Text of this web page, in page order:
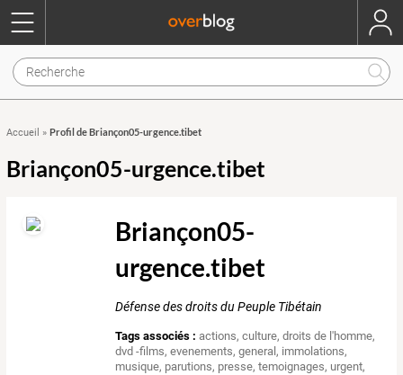
Accueil » Profil de Briançon05-urgence.tibet
Briançon05-urgence.tibet
Briançon05-
urgence.tibet
Défense des droits du Peuple Tibétain
Tags associés : actions,culture,droits de l'homme,
dvd -films,evenements,general, immolations,
musique, parutions, presse,temoignages, urgent,